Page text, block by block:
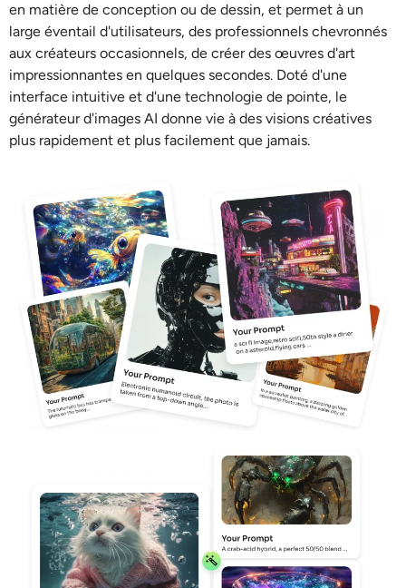
Contexte de l’IA
Restauration de photos
Prolongateur d’IA
AI Recolor
Générateur d’images stylisées par IA
Outils de portrait
Changeur de coiffure
Changeur de vêtements
Filtre AI
Générateur de tirs à la tête Pro
en matière de conception ou de dessin, et permet à un
large éventail d'utilisateurs, des professionnels chevronnés
aux créateurs occasionnels, de créer des œuvres d'art
impressionnantes en quelques secondes. Doté d'une
interface intuitive et d'une technologie de pointe, le
générateur d'images AI donne vie à des visions créatives
plus rapidement et plus facilement que jamais.